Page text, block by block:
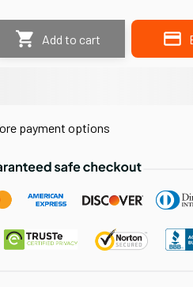
Add to cart
payment options